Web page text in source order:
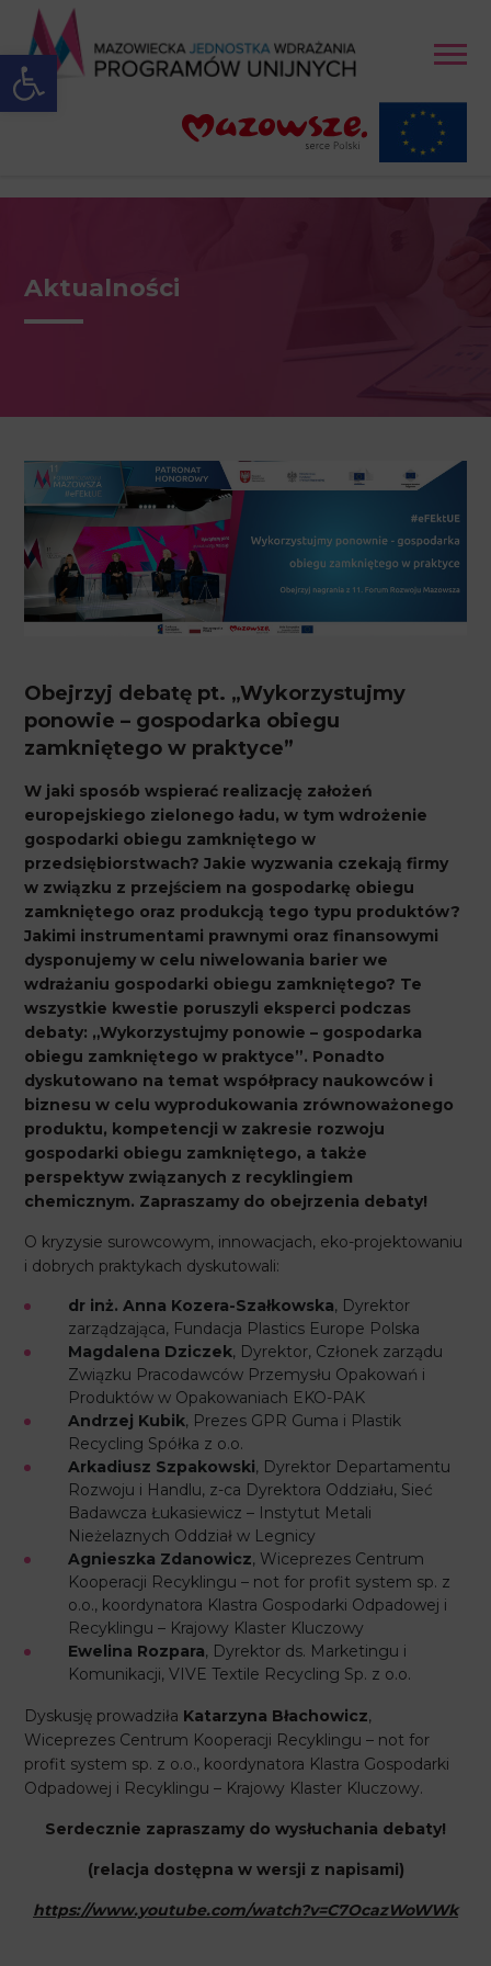
Open toolbar
Aktualności
Obejrzyj debatę pt. „Wykorzystujmy
ponowie – gospodarka obiegu
zamkniętego w praktyce”
W jaki sposób wspierać realizację założeń
europejskiego zielonego ładu, w tym wdrożenie
gospodarki obiegu zamkniętego w
przedsiębiorstwach? Jakie wyzwania czekają firmy
w związku z przejściem na gospodarkę obiegu
zamkniętego oraz produkcją tego typu produktów?
Jakimi instrumentami prawnymi oraz finansowymi
dysponujemy w celu niwelowania barier we
wdrażaniu gospodarki obiegu zamkniętego? Te
wszystkie kwestie poruszyli eksperci podczas
debaty: „Wykorzystujmy ponowie – gospodarka
obiegu zamkniętego w praktyce”. Ponadto
dyskutowano na temat współpracy naukowców i
biznesu w celu wyprodukowania zrównoważonego
produktu, kompetencji w zakresie rozwoju
gospodarki obiegu zamkniętego, a także
perspektyw związanych z recyklingiem
chemicznym. Zapraszamy do obejrzenia debaty!
O kryzysie surowcowym, innowacjach, eko-projektowaniu
i dobrych praktykach dyskutowali:
dr inż. Anna Kozera-Szałkowska, Dyrektor
zarządzająca, Fundacja Plastics Europe Polska
Magdalena Dziczek, Dyrektor, Członek zarządu
Związku Pracodawców Przemysłu Opakowań i
Produktów w Opakowaniach EKO-PAK
Andrzej Kubik, Prezes GPR Guma i Plastik
Recycling Spółka z o.o.
Arkadiusz Szpakowski, Dyrektor Departamentu
Rozwoju i Handlu, z-ca Dyrektora Oddziału, Sieć
Badawcza Łukasiewicz – Instytut Metali
Nieżelaznych Oddział w Legnicy
Agnieszka Zdanowicz, Wiceprezes Centrum
Kooperacji Recyklingu – not for profit system sp. z
o.o., koordynatora Klastra Gospodarki Odpadowej i
Recyklingu – Krajowy Klaster Kluczowy
Ewelina Rozpara, Dyrektor ds. Marketingu i
Komunikacji, VIVE Textile Recycling Sp. z o.o.
Dyskusję prowadziła Katarzyna Błachowicz,
Wiceprezes Centrum Kooperacji Recyklingu – not for
profit system sp. z o.o., koordynatora Klastra Gospodarki
Odpadowej i Recyklingu – Krajowy Klaster Kluczowy.
Serdecznie zapraszamy do wysłuchania debaty!
(relacja dostępna w wersji z napisami)
https://www.youtube.com/watch?v=C7OcazWoWWk